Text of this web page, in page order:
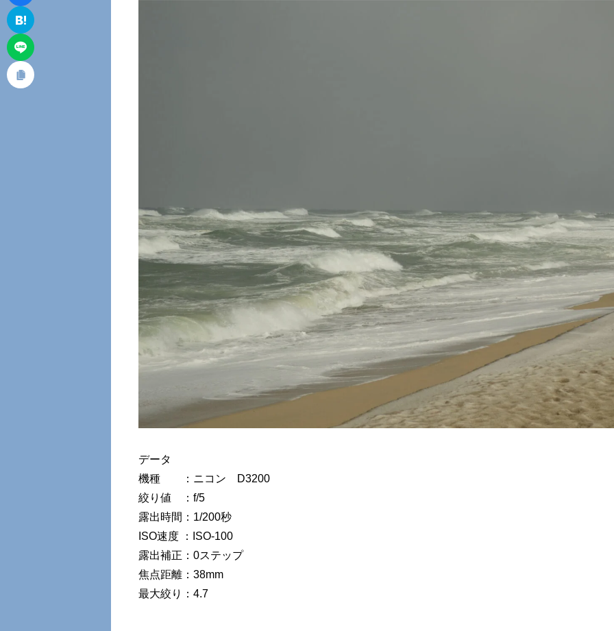
データ
機種 ：ニコン D3200
絞り値 ：f/5
露出時間：1/200秒
ISO速度 ：ISO-100
露出補正：0ステップ
焦点距離：38mm
最大絞り：4.7